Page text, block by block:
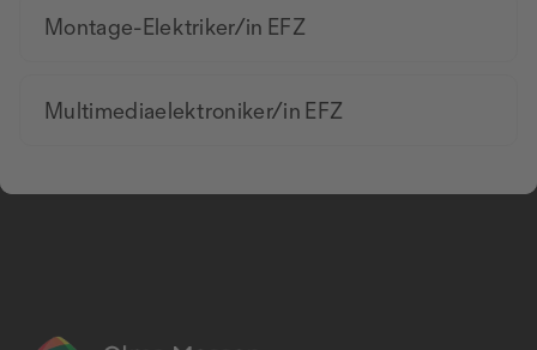
Montage-Elektriker/in EFZ
Multimediaelektroniker/in EFZ